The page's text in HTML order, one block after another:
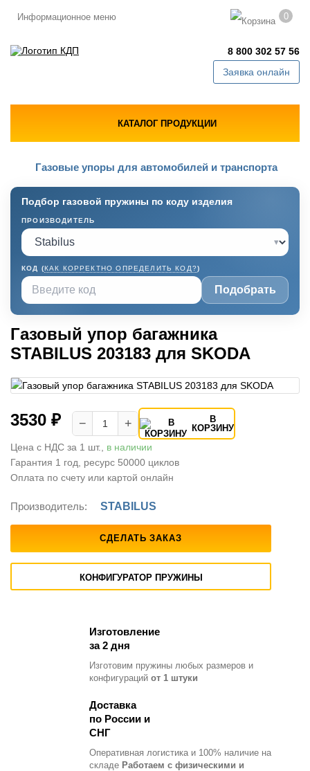
Информационное меню 0
8 800 302 57 56
Заявка онлайн
КАТАЛОГ ПРОДУКЦИИ
Газовые упоры для автомобилей и транспорта
Подбор газовой пружины по коду изделия
ПРОИЗВОДИТЕЛЬ
▾
КОД (КАК КОРРЕКТНО ОПРЕДЕЛИТЬ КОД?)
Подобрать
Газовый упор багажника
STABILUS 203183 для SKODA
3530 ₽ − +
В
КОРЗИНУ
Цена с НДС за 1 шт., в наличии
Гарантия 1 год, ресурс 50000 циклов
Оплата по счету или картой онлайн
Производитель: STABILUS
СДЕЛАТЬ ЗАКАЗ
КОНФИГУРАТОР ПРУЖИНЫ
Изготовление
за 2 дня
Изготовим пружины любых размеров и
конфигураций от 1 штуки
Доставка
по России и
СНГ
Оперативная логистика и 100% наличие на
складе Работаем с физическими и